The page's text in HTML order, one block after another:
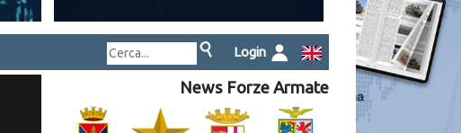
Login
News Forze Armate